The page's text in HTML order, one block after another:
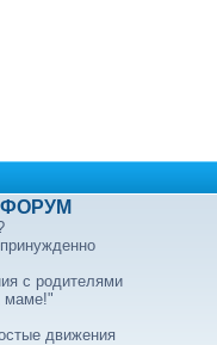
ФОРУМ
с родителями
маме!"
движения